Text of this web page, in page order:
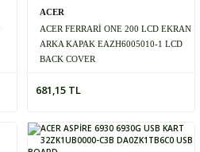
ACER
ACER FERRARİ ONE 200 LCD EKRAN
ARKA KAPAK EAZH6005010-1 LCD
BACK COVER
681,15 TL